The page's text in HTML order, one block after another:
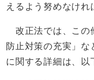
えるよう努めなけれ
改正法では、この
防止対策の充実」な
に関する詳細は、以